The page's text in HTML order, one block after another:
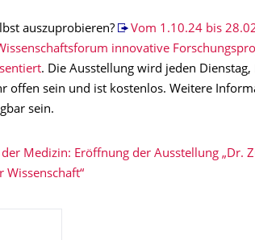
auszuprobieren?
Vom 1.10.24 bis
innovative
. Die Ausstellung wird jeden
offen sein und ist kostenlos. Weitere
sein.
Medizin: Eröffnung der Ausstellung „Dr.
Wissenschaft“